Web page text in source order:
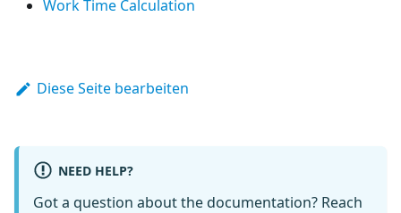
Work Time Calculation
Diese Seite bearbeiten
NEED HELP?
Got a question about the documentation? Reach